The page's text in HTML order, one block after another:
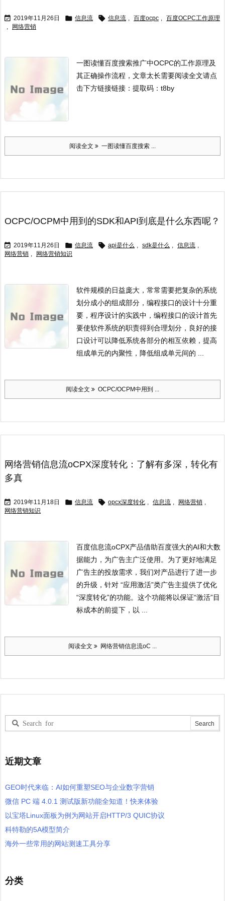
 2019年11月26日  信息流  信息流 , 百度ocpc , 百度OCPC工作原理
,
网络营销
一图读懂百度搜索推广中OCPC的工作原理及
其正确操作流程，文章太长需要阅读全文请点
击下方链接链接： 提取码：t8by
阅读全文 一图读懂百度搜索 ...
OCPC/OCPM中用到的SDK和API到底是什么东西呢？
 2019年11月26日  信息流  api是什么 , sdk是什么 , 信息流 ,
网络营销 , 网络营销知识
软件规模的日益庞大，常常需要把复杂的系统
划分成小的组成部分，编程接口的设计十分重
要，程序设计的实践中，编程接口的设计首先
要使软件系统的职责得到合理划分，良好的接
口设计可以降低系统各部分的相互依赖，提高
组成单元的内聚性，降低组成单元间的 ...
阅读全文 OCPC/OCPM中用到 ...
网络营销信息流oCPX深度转化：了解有多深，转化有
多真
 2019年11月18日  信息流  opcx深度转化 , 信息流 , 网络营销 ,
网络营销知识
百度信息流oCPX产品借助百度强大的AI和大数
据能力，为广告主广泛使用。为了更好地满足
广告主的投放需求，我们对产品进行了进一步
的升级，针对 “应用激活”类广告主提供了优化
“深度转化”的功能。这个功能将以保证“激活”目
标成本的前提下，以 ...
阅读全文 网络营销信息流oC ...
近期文章
GEO时代来临：AI如何重塑SEO与企业数字营销
微信 PC 端 4.0.1 测试版新功能全知道！快来体验
以宝塔Linux面板为例为网站开启HTTP/3 QUIC协议
科特勒的5A模型简介
海外一些常用的网站测速工具分享
分类